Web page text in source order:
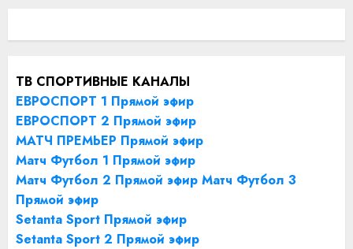
ТВ СПОРТИВНЫЕ КАНАЛЫ
ЕВРОСПОРТ 1 Прямой эфир
ЕВРОСПОРТ 2 Прямой эфир
МАТЧ ПРЕМЬЕР Прямой эфир
Матч Футбол 1 Прямой эфир
Матч Футбол 2 Прямой эфир Матч Футбол 3
Прямой эфир
Setanta Sport Прямой эфир
Setanta Sport 2 Прямой эфир